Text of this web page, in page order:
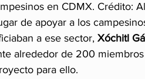
en CDMX. Crédito:
de apoyar a los
a ese sector, Xóchitl
alrededor de 200
para ello.